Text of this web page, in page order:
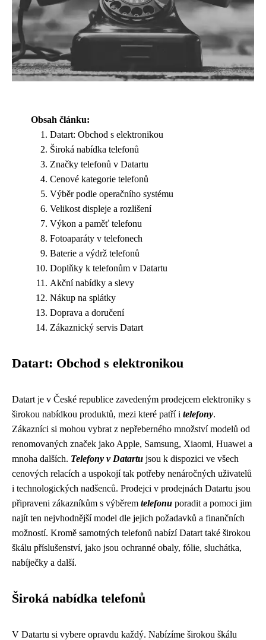
Obsah článku:
Datart: Obchod s elektronikou
Široká nabídka telefonů
Značky telefonů v Datartu
Cenové kategorie telefonů
Výběr podle operačního systému
Velikost displeje a rozlišení
Výkon a paměť telefonu
Fotoaparáty v telefonech
Baterie a výdrž telefonů
Doplňky k telefonům v Datartu
Akční nabídky a slevy
Nákup na splátky
Doprava a doručení
Zákaznický servis Datart
Datart: Obchod s elektronikou
Datart je v České republice zavedeným prodejcem elektroniky s
širokou nabídkou produktů, mezi které patří i telefony.
Zákazníci si mohou vybrat z nepřeberného množství modelů od
renomovaných značek jako Apple, Samsung, Xiaomi, Huawei a
mnoha dalších. Telefony v Datartu jsou k dispozici ve všech
cenových relacích a uspokojí tak potřeby nenáročných uživatelů
i technologických nadšenců. Prodejci v prodejnách Datartu jsou
připraveni zákazníkům s výběrem telefonu poradit a pomoci jim
najít ten nejvhodnější model dle jejich požadavků a finančních
možností. Kromě samotných telefonů nabízí Datart také širokou
škálu příslušenství, jako jsou ochranné obaly, fólie, sluchátka,
nabíječky a další.
Široká nabídka telefonů
V Datartu si vybere opravdu každý. Nabízíme širokou škálu